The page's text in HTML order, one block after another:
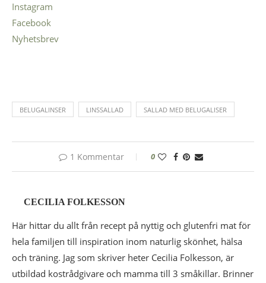
Instagram
Facebook
Nyhetsbrev
BELUGALINSER LINSSALLAD SALLAD MED BELUGALISER
1 Kommentar 0
CECILIA FOLKESSON
Här hittar du allt från recept på nyttig och glutenfri mat för
hela familjen till inspiration inom naturlig skönhet, hälsa
och träning. Jag som skriver heter Cecilia Folkesson, är
utbildad kostrådgivare och mamma till 3 småkillar. Brinner